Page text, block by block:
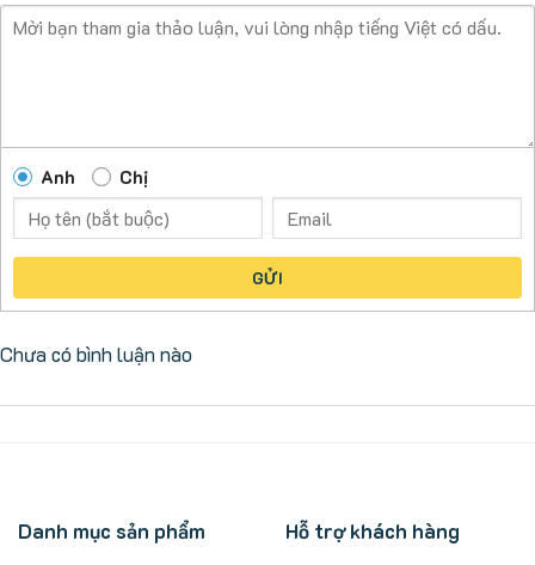
Anh Chị
GỬI
Chưa có bình luận nào
Danh mục sản phẩm
Hỗ trợ khách hàng